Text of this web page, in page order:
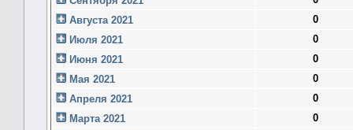
Августа 2021
0
Июля 2021
0
Июня 2021
0
Мая 2021
0
Апреля 2021
0
Марта 2021
0